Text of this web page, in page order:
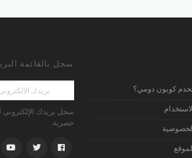
كوبون دومي؟
سجل بالقائمة
سجل بريدك الإلكترونى
حصرية.